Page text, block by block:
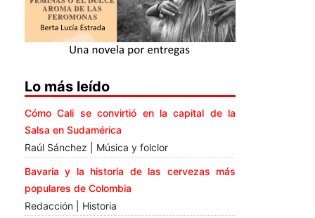
Lo más leído
Cómo Cali se convirtió en la capital de la
Salsa en Sudamérica
Raúl Sánchez | Música y folclor
Bavaria y la historia de las cervezas más
populares de Colombia
Redacción | Historia